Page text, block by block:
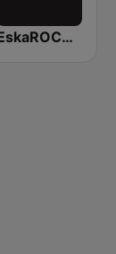
EskaROCK Warszawa